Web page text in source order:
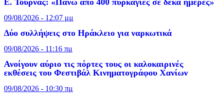
09/08/2026 - 12:07 μμ
Δύο συλλήψεις στο Ηράκλειο για ναρκωτικά
09/08/2026 - 11:16 πμ
Ανοίγουν αύριο τις πόρτες τους οι καλοκαιρινές
εκθέσεις του Φεστιβάλ Κινηματογράφου Χανίων
09/08/2026 - 10:30 πμ